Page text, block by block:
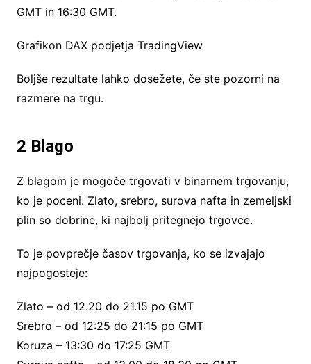
GMT in 16:30 GMT.
Grafikon DAX podjetja TradingView
Boljše rezultate lahko dosežete, če ste pozorni na
razmere na trgu.
2 Blago
Z blagom je mogoče trgovati v binarnem trgovanju,
ko je poceni. Zlato, srebro, surova nafta in zemeljski
plin so dobrine, ki najbolj pritegnejo trgovce.
To je povprečje časov trgovanja, ko se izvajajo
najpogosteje:
Zlato – od 12.20 do 21.15 po GMT
Srebro – od 12:25 do 21:15 po GMT
Koruza – 13:30 do 17:25 GMT